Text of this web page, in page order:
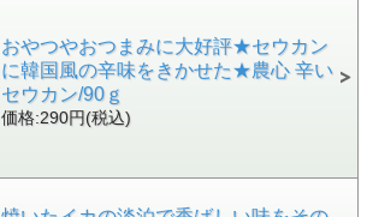
おやつやおつまみに大好評★セウカン
に韓国風の辛味をきかせた★農心 辛い
セウカン/90ｇ
価格:290円(税込)